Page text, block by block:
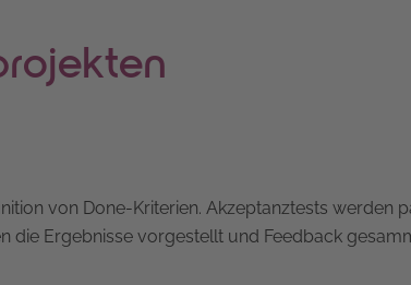
von Done-Kriterien. Akzeptanztests werden
die Ergebnisse vorgestellt und Feedback